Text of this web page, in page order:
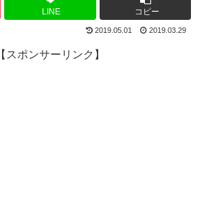
LINE コピー
2019.05.01 2019.03.29
【スポンサーリンク】